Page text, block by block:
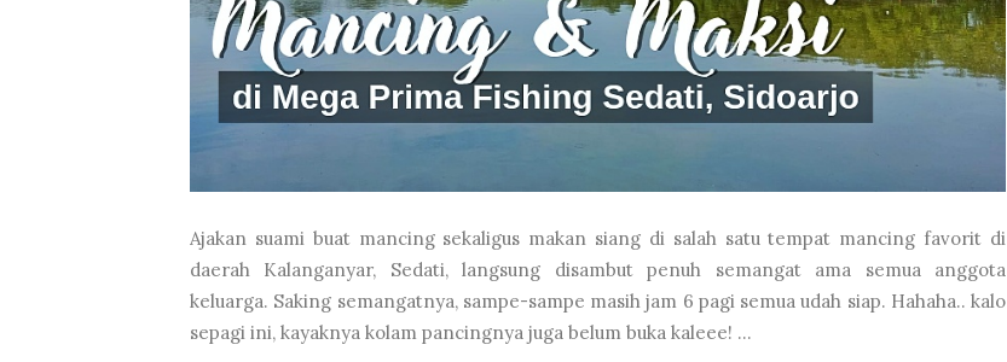
Ajakan suami buat mancing sekaligus makan siang di salah satu tempat mancing favorit di
daerah Kalanganyar, Sedati, langsung disambut penuh semangat ama semua anggota
keluarga. Saking semangatnya, sampe-sampe masih jam 6 pagi semua udah siap. Hahaha.. kalo
sepagi ini, kayaknya kolam pancingnya juga belum buka kaleee! ...